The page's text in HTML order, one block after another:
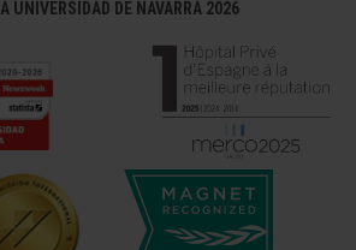
UNIVERSIDAD DE NAVARRA 2026